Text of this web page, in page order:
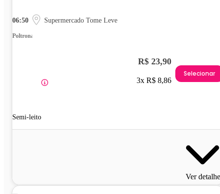
06:50 Supermercado Tome Leve
Poltrona
Semi-leito
R$ 23,90
3x R$ 8,86
Selecionar
Ver